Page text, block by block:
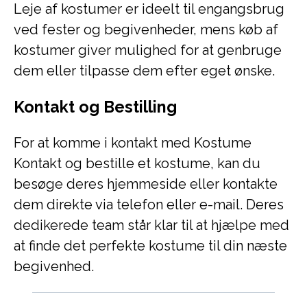
Leje af kostumer er ideelt til engangsbrug
ved fester og begivenheder, mens køb af
kostumer giver mulighed for at genbruge
dem eller tilpasse dem efter eget ønske.
Kontakt og Bestilling
For at komme i kontakt med Kostume
Kontakt og bestille et kostume, kan du
besøge deres hjemmeside eller kontakte
dem direkte via telefon eller e-mail. Deres
dedikerede team står klar til at hjælpe med
at finde det perfekte kostume til din næste
begivenhed.